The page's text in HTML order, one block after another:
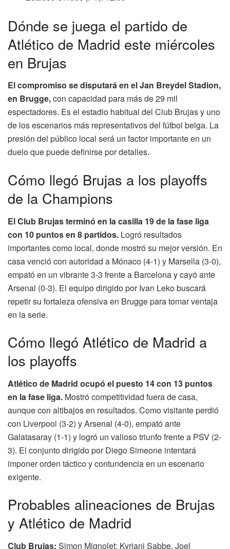
Dónde se juega el partido de
Atlético de Madrid este miércoles
en Brujas
El compromiso se disputará en el Jan Breydel Stadion,
en Brugge,con capacidad para más de 29 mil
espectadores. Es el estadio habitual del Club Brujas y uno
de los escenarios más representativos del fútbol belga. La
presión del público local será un factor importante en un
duelo que puede definirse por detalles.
Cómo llegó Brujas a los playoffs
de la Champions
El Club Brujas terminó en la casilla 19 de la fase liga
con 10 puntos en 8 partidos. Logró resultados
importantes como local, donde mostró su mejor versión. En
casa venció con autoridad a Mónaco (4-1) y Marsella (3-0),
empató en un vibrante 3-3 frente a Barcelona y cayó ante
Arsenal (0-3). El equipo dirigido por Ivan Leko buscará
repetir su fortaleza ofensiva en Brugge para tomar ventaja
en la serie.
Cómo llegó Atlético de Madrid a
los playoffs
Atlético de Madrid ocupó el puesto 14 con 13 puntos
en la fase liga. Mostró competitividad fuera de casa,
aunque con altibajos en resultados. Como visitante perdió
con Liverpool (3-2) y Arsenal (4-0), empató ante
Galatasaray (1-1) y logró un valioso triunfo frente a PSV (2-
3). El conjunto dirigido por Diego Simeone intentará
imponer orden táctico y contundencia en un escenario
exigente.
Probables alineaciones de Brujas
y Atlético de Madrid
Club Brujas: Simon Mignolet; Kyriani Sabbe, Joel